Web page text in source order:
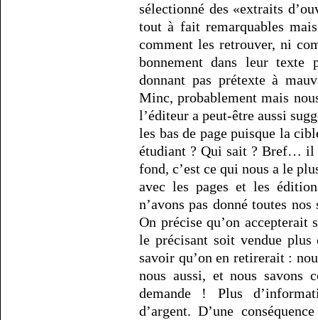
sélectionné des «extraits
tout à fait remarquables
comment les retrouver, ni
bonnement dans leur
donnant pas prétexte à
Minc, probablement mais
l’éditeur a peut-être aussi
les bas de page puisque la
étudiant ? Qui sait ? Bref… il
fond, c’est ce qui nous a le
avec les pages et les
n’avons pas donné toutes
On précise qu’on
le précisant soit vendue plus
savoir qu’on en retirerait :
nous aussi, et nous
demande ! Plus
d’argent. D’une